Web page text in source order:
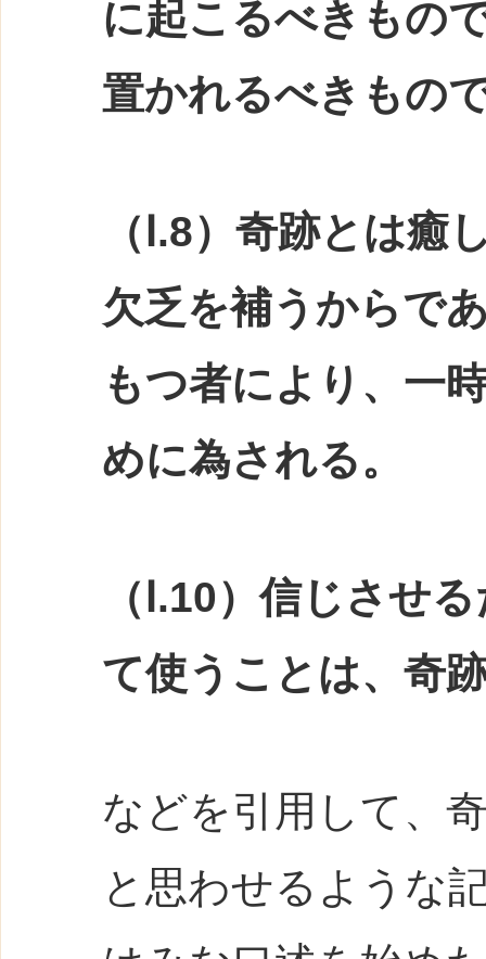
に起こるべきもの
置かれるべきもの
（Ⅰ.8）奇跡とは
欠乏を補うからで
もつ者により、一
めに為される。
（Ⅰ.10）信じさせ
て使うことは、奇
などを引用して、
と思わせるような